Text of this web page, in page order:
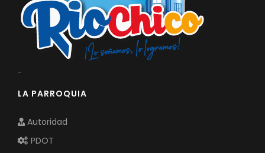
-
LA PARROQUIA
Autoridad
PDOT